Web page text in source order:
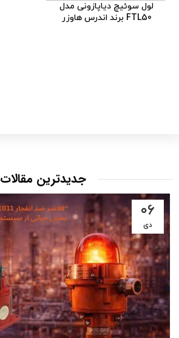
لول سوئیچ دیاپازونی مدل
FTL50 برند اندرس هاوزر
جدیدترین مقالات
۰۶
دی